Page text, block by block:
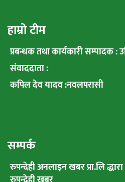
हाम्रो टीम
प्रबन्धक तथा कार्यकारी सम्पादक :
संवाददाता :
कपिल देव यादव :नवलपरासी
सम्पर्क
रुपन्देही अनलाइन खबर प्रा.लि